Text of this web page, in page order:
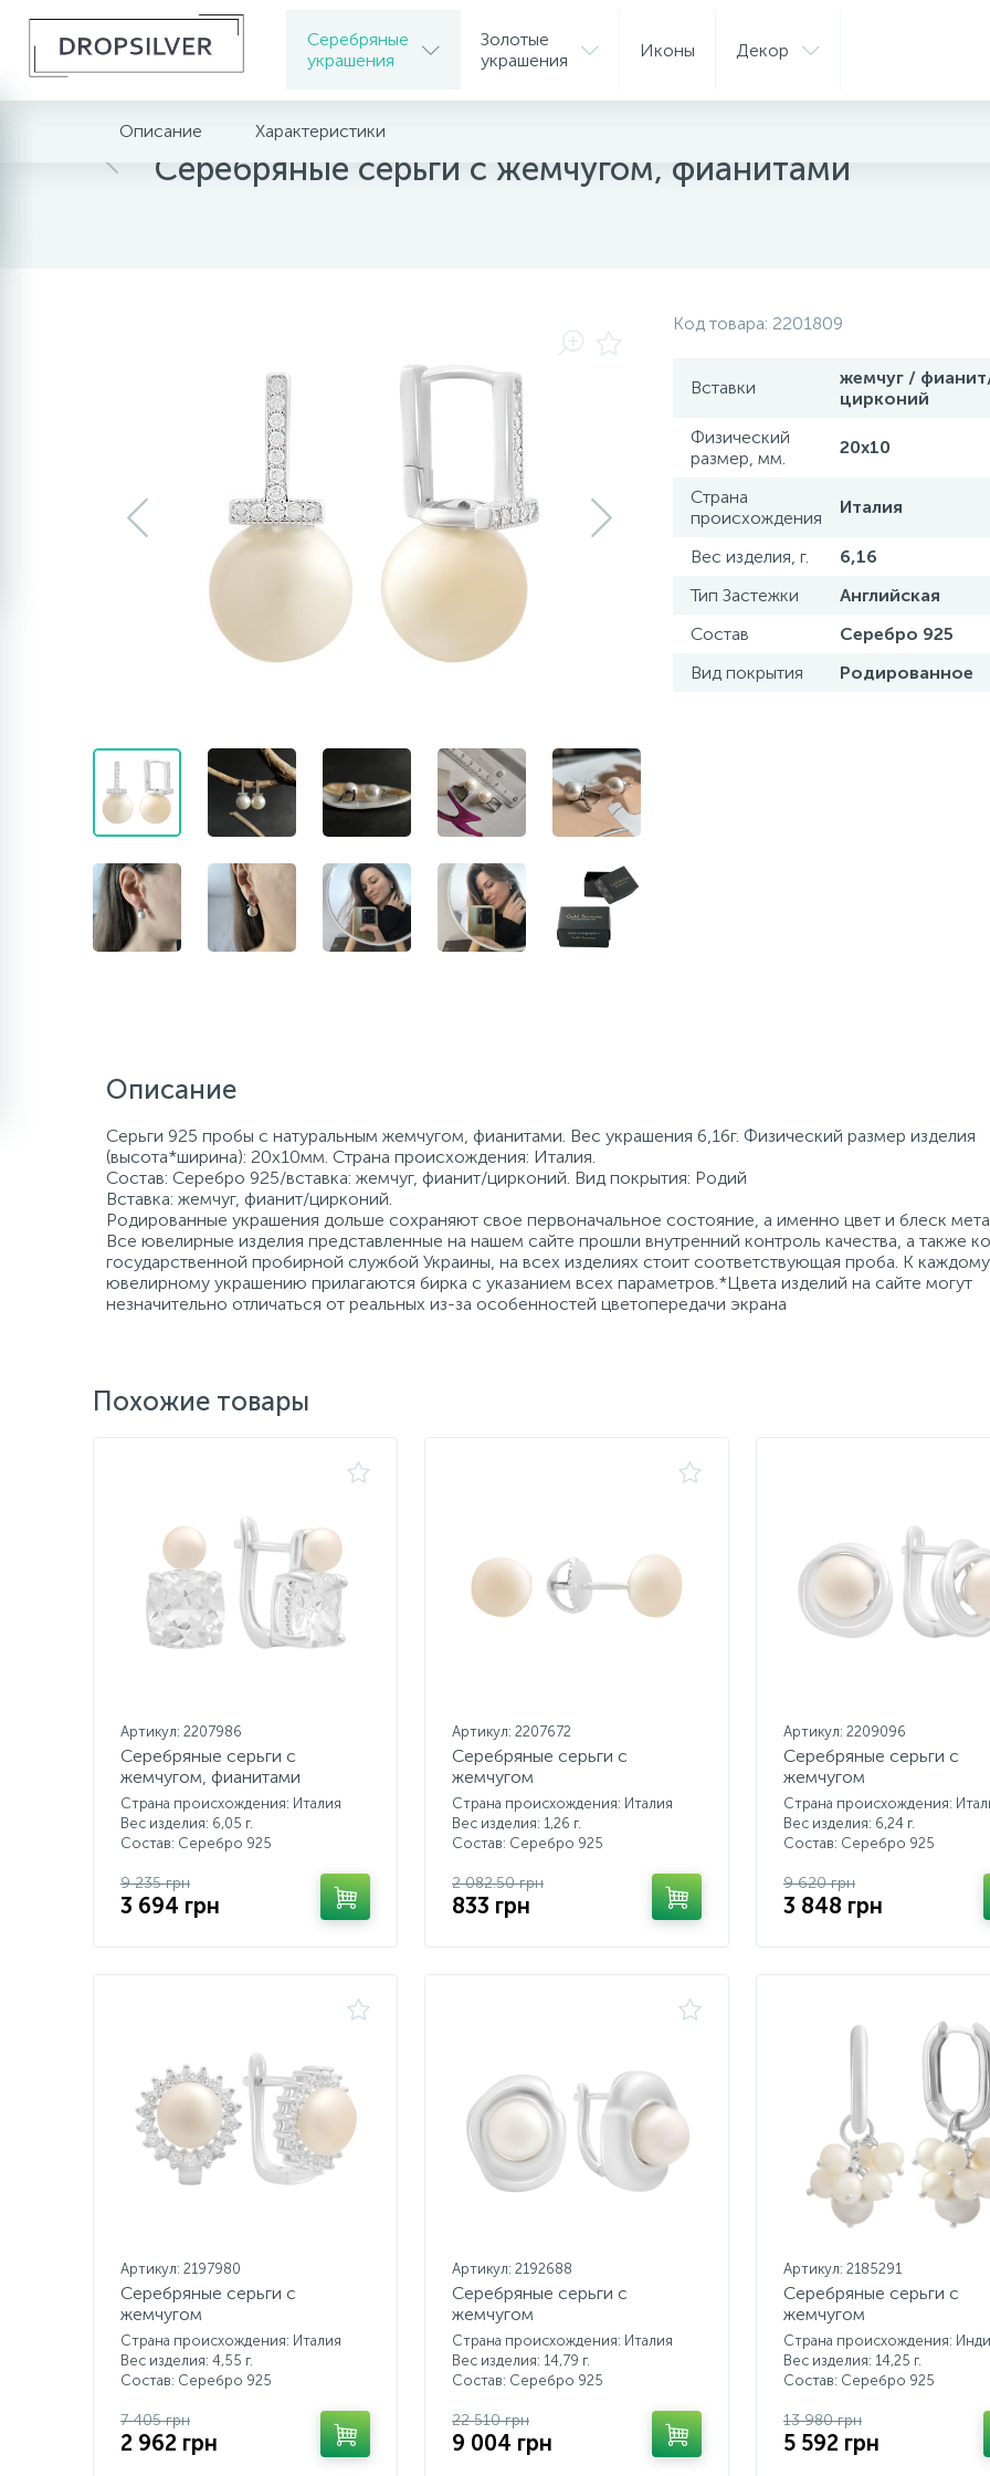
Серебряные
украшения
Золотые
украшения
Иконы Декор
Главная Серебряные украшения
Серебряные серьги с жемчугом, фианитами
Описание Характеристики
Код товара: 2201809
Вставки
жемчуг /
цирконий
Физический
размер, мм.
20х10
Страна
происхождения
Италия
Вес изделия, г.
6,16
Тип Застежки
Английская
Состав
Серебро 925
Вид покрытия
Родированное
Описание
Серьги 925 пробы с натуральным жемчугом, фианитами. Вес украшения 6,16г. Физический размер изделия
(высота*ширина): 20х10мм. Страна происхождения: Италия.
Состав: Серебро 925/вставка: жемчуг, фианит/цирконий. Вид покрытия: Родий
Вставка: жемчуг, фианит/цирконий.
Родированные украшения дольше сохраняют свое первоначальное состояние, а именно цвет и блеск
Все ювелирные изделия представленные на нашем сайте прошли внутренний контроль качества, а также
государственной пробирной службой Украины, на всех изделиях стоит соответствующая проба. К каждому
ювелирному украшению прилагаются бирка с указанием всех параметров.*Цвета изделий на сайте могут
незначительно отличаться от реальных из-за особенностей цветопередачи экрана
Похожие товары
Артикул: 2207986
Серебряные серьги с
жемчугом, фианитами
Страна происхождения: Италия
Вес изделия: 6,05 г.
Состав: Серебро 925
9 235 грн
3 694 грн
Артикул: 2207672
Серебряные серьги с
жемчугом
Страна происхождения: Италия
Вес изделия: 1,26 г.
Состав: Серебро 925
2 082.50 грн
833 грн
Артикул: 2209096
Серебряные серьги с
жемчугом
Страна происхождения:
Вес изделия: 6,24 г.
Состав: Серебро 925
9 620 грн
3 848 грн
Артикул: 2197980
Серебряные серьги с
жемчугом
Страна происхождения: Италия
Вес изделия: 4,55 г.
Состав: Серебро 925
7 405 грн
2 962 грн
Артикул: 2192688
Серебряные серьги с
жемчугом
Страна происхождения: Италия
Вес изделия: 14,79 г.
Состав: Серебро 925
22 510 грн
9 004 грн
Артикул: 2185291
Серебряные серьги с
жемчугом
Страна происхождения:
Вес изделия: 14,25 г.
Состав: Серебро 925
13 980 грн
5 592 грн